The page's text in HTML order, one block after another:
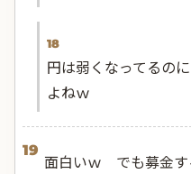
18
円は弱くなってるの
よねｗ
19
面白いｗ でも募金す